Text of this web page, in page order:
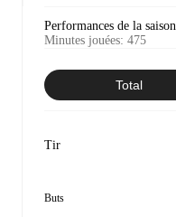
Performances de la saison
Minutes jouées: 475
Total
Tir
Buts